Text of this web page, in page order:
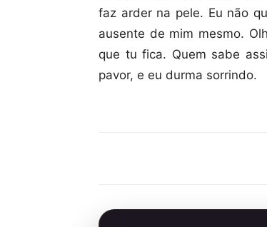
faz arder na pele. Eu não
ausente de mim mesmo.
que tu fica. Quem sabe
pavor, e eu durma sorrindo.